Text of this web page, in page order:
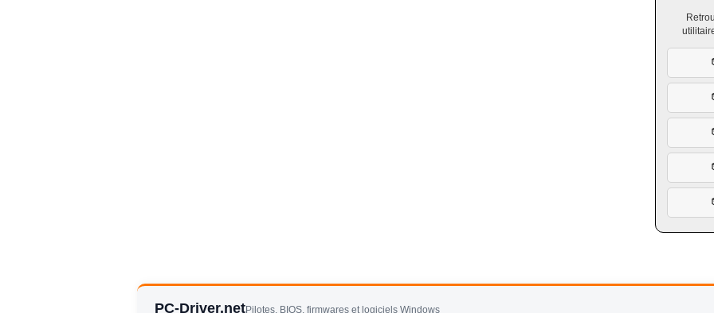
PC-Driver.netPilotes, BIOS, firmwares et logiciels Windows